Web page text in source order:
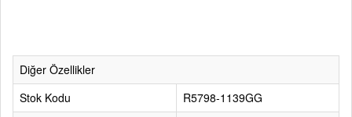
Diğer Özellikler
Stok Kodu
R5798-1139GG